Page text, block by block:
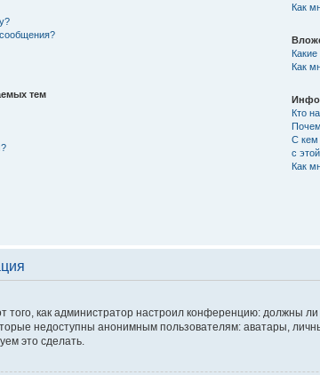
тем
Как
Как
Кто
С кем
с
Как
того, как администратор настроил конференцию: должны
недоступны анонимным пользователям: аватары,
это сделать.